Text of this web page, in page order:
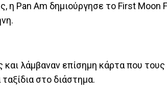
η Pan Am δημιούργησε το First Moon
λάμβαναν επίσημη κάρτα που
στο διάστημα.